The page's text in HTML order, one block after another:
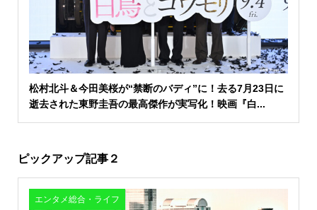
松村北斗＆今田美桜が“禁断のバディ”に！去る7月23日に
逝去された東野圭吾の最高傑作が実写化！映画『白...
ピックアップ記事２
エンタメ総合・ライフ